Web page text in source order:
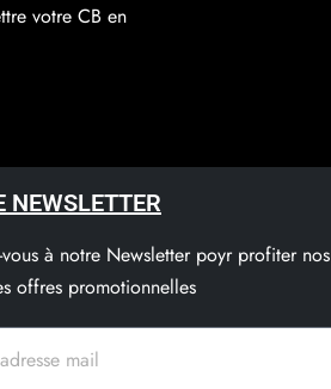
votre CB en
NEWSLETTER
vous à notre Newsletter poyr profiter nos
offres promotionnelles